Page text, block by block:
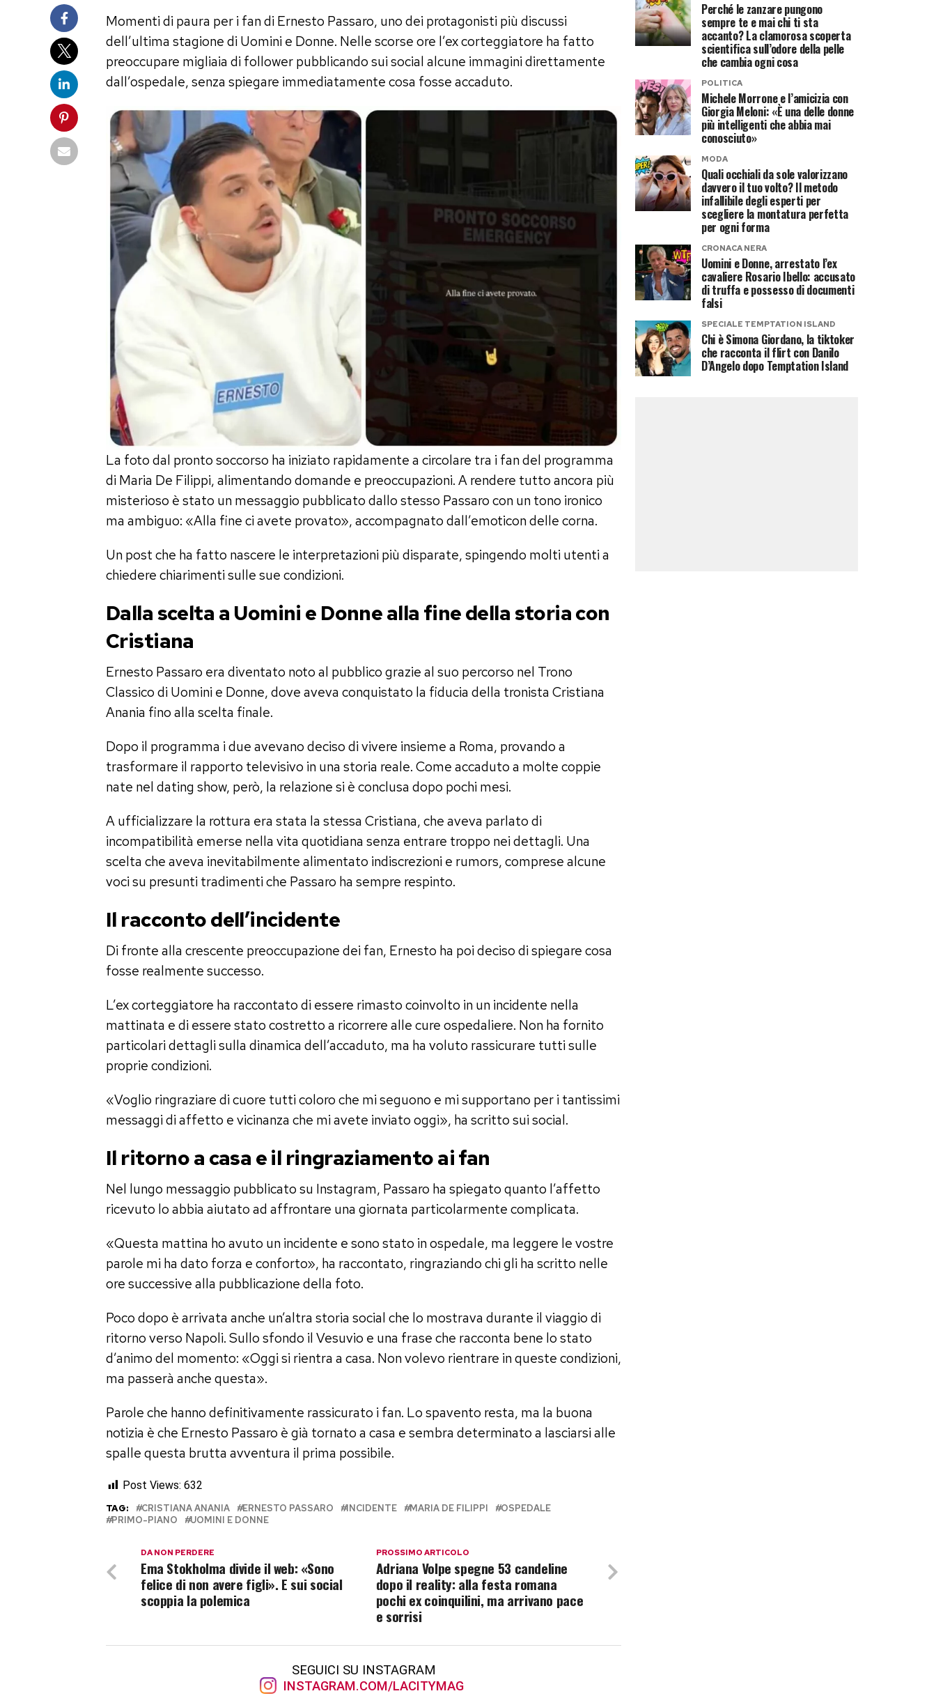
Momenti di paura per i fan di Ernesto Passaro, uno dei protagonisti più discussi
dell’ultima stagione di Uomini e Donne. Nelle scorse ore l’ex corteggiatore ha fatto
preoccupare migliaia di follower pubblicando sui social alcune immagini direttamente
dall’ospedale, senza spiegare immediatamente cosa fosse accaduto.
La foto dal pronto soccorso ha iniziato rapidamente a circolare tra i fan del programma
di Maria De Filippi, alimentando domande e preoccupazioni. A rendere tutto ancora più
misterioso è stato un messaggio pubblicato dallo stesso Passaro con un tono ironico
ma ambiguo: «Alla fine ci avete provato», accompagnato dall’emoticon delle corna.
Un post che ha fatto nascere le interpretazioni più disparate, spingendo molti utenti a
chiedere chiarimenti sulle sue condizioni.
Dalla scelta a Uomini e Donne alla fine della storia con
Cristiana
Ernesto Passaro era diventato noto al pubblico grazie al suo percorso nel Trono
Classico di Uomini e Donne, dove aveva conquistato la fiducia della tronista Cristiana
Anania fino alla scelta finale.
Dopo il programma i due avevano deciso di vivere insieme a Roma, provando a
trasformare il rapporto televisivo in una storia reale. Come accaduto a molte coppie
nate nel dating show, però, la relazione si è conclusa dopo pochi mesi.
A ufficializzare la rottura era stata la stessa Cristiana, che aveva parlato di
incompatibilità emerse nella vita quotidiana senza entrare troppo nei dettagli. Una
scelta che aveva inevitabilmente alimentato indiscrezioni e rumors, comprese alcune
voci su presunti tradimenti che Passaro ha sempre respinto.
Il racconto dell’incidente
Di fronte alla crescente preoccupazione dei fan, Ernesto ha poi deciso di spiegare cosa
fosse realmente successo.
L’ex corteggiatore ha raccontato di essere rimasto coinvolto in un incidente nella
mattinata e di essere stato costretto a ricorrere alle cure ospedaliere. Non ha fornito
particolari dettagli sulla dinamica dell’accaduto, ma ha voluto rassicurare tutti sulle
proprie condizioni.
«Voglio ringraziare di cuore tutti coloro che mi seguono e mi supportano per i tantissimi
messaggi di affetto e vicinanza che mi avete inviato oggi», ha scritto sui social.
Il ritorno a casa e il ringraziamento ai fan
Nel lungo messaggio pubblicato su Instagram, Passaro ha spiegato quanto l’affetto
ricevuto lo abbia aiutato ad affrontare una giornata particolarmente complicata.
«Questa mattina ho avuto un incidente e sono stato in ospedale, ma leggere le vostre
parole mi ha dato forza e conforto», ha raccontato, ringraziando chi gli ha scritto nelle
ore successive alla pubblicazione della foto.
Poco dopo è arrivata anche un’altra storia social che lo mostrava durante il viaggio di
ritorno verso Napoli. Sullo sfondo il Vesuvio e una frase che racconta bene lo stato
d’animo del momento: «Oggi si rientra a casa. Non volevo rientrare in queste condizioni,
ma passerà anche questa».
Parole che hanno definitivamente rassicurato i fan. Lo spavento resta, ma la buona
notizia è che Ernesto Passaro è già tornato a casa e sembra determinato a lasciarsi alle
spalle questa brutta avventura il prima possibile.
Post Views: 632
TAG: CRISTIANA ANANIA ERNESTO PASSARO INCIDENTE MARIA DE FILIPPI
OSPEDALE
PRIMO-PIANO
UOMINI E DONNE
PROSSIMO ARTICOLO
Adriana Volpe spegne 53 candeline
dopo il reality: alla festa romana
pochi ex coinquilini, ma arrivano pace
e sorrisi
DA NON PERDERE
Ema Stokholma divide il web: «Sono
felice di non avere figli». E sui social
scoppia la polemica
SEGUICI SU INSTAGRAM
INSTAGRAM.COM/LACITYMAG
Perché le zanzare pungono
sempre te e mai chi ti sta
accanto? La clamorosa scoperta
scientifica sull’odore della pelle
che cambia ogni cosa
POLITICA
Michele Morrone e l’amicizia con
Giorgia Meloni: «È una delle donne
più intelligenti che abbia mai
conosciuto»
MODA
Quali occhiali da sole valorizzano
davvero il tuo volto? Il metodo
infallibile degli esperti per
scegliere la montatura perfetta
per ogni forma
CRONACA NERA
Uomini e Donne, arrestato l’ex
cavaliere Rosario Ibello: accusato
di truffa e possesso di documenti
falsi
SPECIALE TEMPTATION ISLAND
Chi è Simona Giordano, la tiktoker
che racconta il flirt con Danilo
D’Angelo dopo Temptation Island